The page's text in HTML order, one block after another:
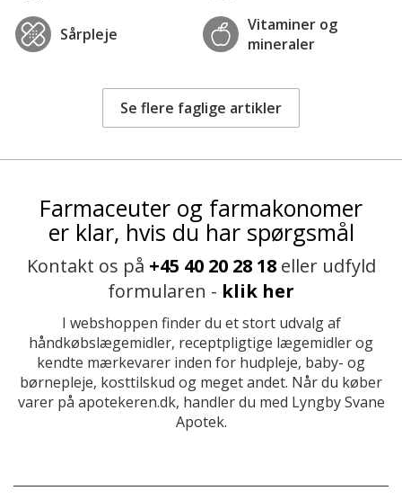
Sårpleje
Vitaminer og
mineraler
Se flere faglige artikler
Farmaceuter og farmakonomer
er klar, hvis du har spørgsmål
Kontakt os på +45 40 20 28 18eller udfyld
formularen - klik her
I webshoppen finder du et stort udvalg af
håndkøbslægemidler, receptpligtige lægemidler og
kendte mærkevarer inden for hudpleje, baby- og
børnepleje, kosttilskud og meget andet. Når du køber
varer på apotekeren.dk, handler du med Lyngby Svane
Apotek.